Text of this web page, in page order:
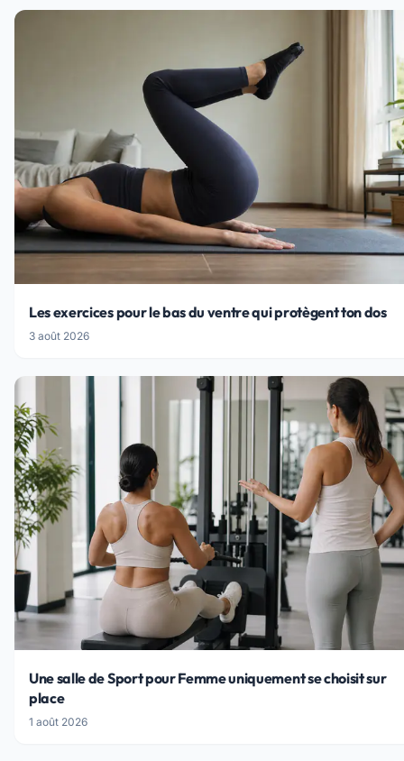
Les exercices pour le bas du ventre qui protègent ton dos
3 août 2026
Une salle de Sport pour Femme uniquement se choisit sur
place
1 août 2026